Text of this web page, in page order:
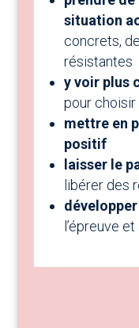
situation
concrets,
résistantes
y voir plus
pour
mettre en
positif
laisser le
libérer des
l’épreuve